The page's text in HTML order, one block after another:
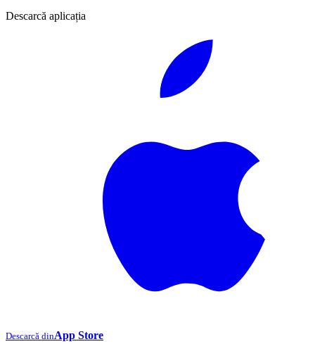
Descarcă aplicația
Descarcă dinApp Store